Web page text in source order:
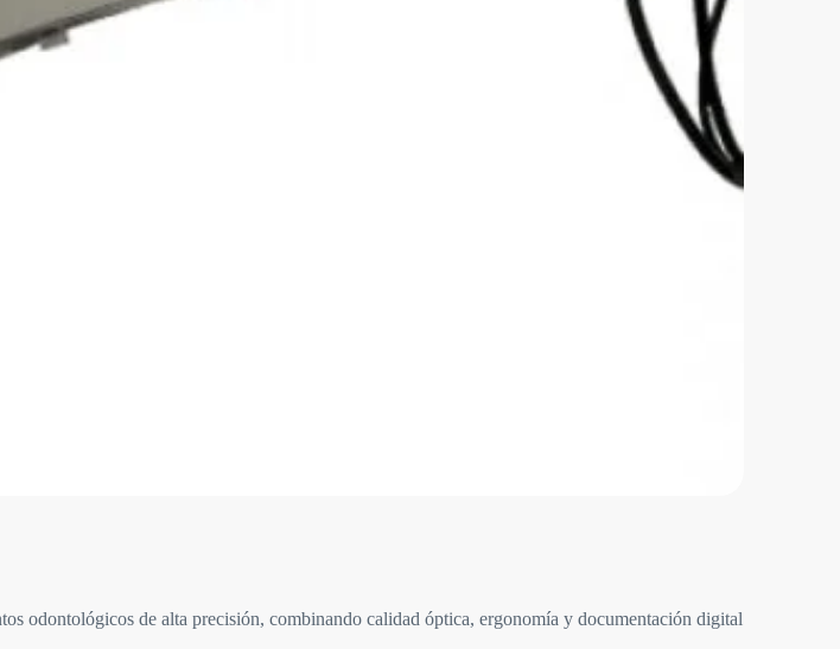
odontológicos de alta precisión, combinando calidad óptica, ergonomía y documentación digital